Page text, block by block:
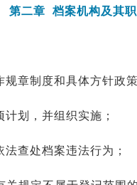
第二章 档案机构及其
章制度和具体方针政策
划，并组织实施；
查处档案违法行为；